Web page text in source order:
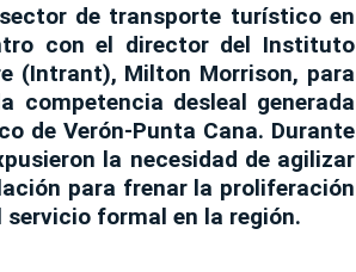
de transporte turísticoen
con el director del Instituto
(Intrant), Milton Morrison, para
competencia desleal generada
deVerón-Punta Cana. Durante
la necesidad de agilizar
para frenar la proliferación
formal en la región.